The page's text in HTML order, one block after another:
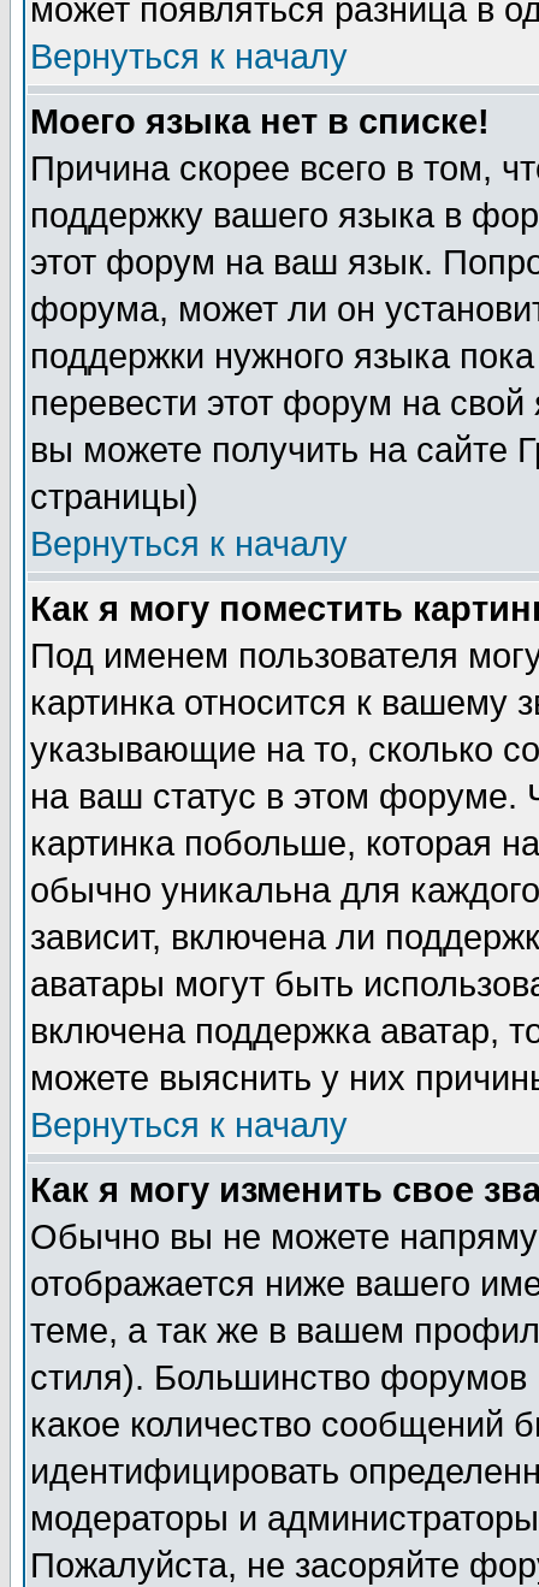
может появляться разница в
Вернуться к началу
Моего языка нет в списке!
Причина скорее всего в том,
поддержку вашего языка в
этот форум на ваш язык.
форума, может ли он
поддержки нужного языка
перевести этот форум на
вы можете получить на сайте
страницы)
Вернуться к началу
Как я могу поместить
Под именем пользователя
картинка относится к вашему
указывающие на то, сколько
на ваш статус в этом форуме.
картинка побольше, которая
обычно уникальна для
зависит, включена ли
аватары могут быть
включена поддержка аватар,
можете выяснить у них
Вернуться к началу
Как я могу изменить свое
Обычно вы не можете
отображается ниже вашего
теме, а так же в вашем
стиля). Большинство форумов
какое количество сообщений
идентифицировать
модераторы и
Пожалуйста, не засоряйте